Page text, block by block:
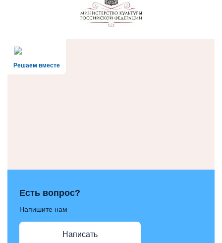
Решаем вместе
Есть вопрос?
Напишите нам
Написать